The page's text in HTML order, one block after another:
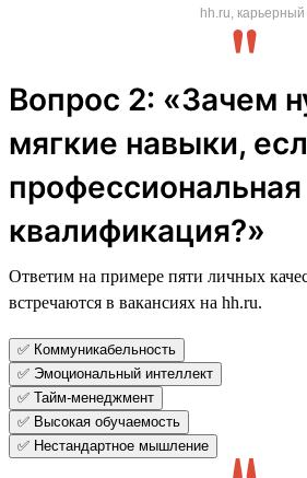
hh.ru, карьерный
Вопрос 2: «Зачем
мягкие навыки,
профессиональная
квалификация?»
Ответим на примере пяти личных
встречаются в вакансиях на hh.ru.
✅ Коммуникабельность
✅ Эмоциональный интеллект
✅ Тайм-менеджмент
✅ Высокая обучаемость
✅ Нестандартное мышление